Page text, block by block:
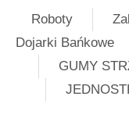
Roboty
Dojarki Bańkowe
GUMY